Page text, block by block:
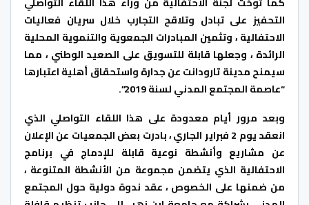
التحفيز على تبادل وتلاقح التجارب خلال سريان فعاليات
الاحتفالية ، وتثمين المبادرات الجمعوية والتنموية المحلية
الرائدة ، وجعلها قابلة للتسويق على الصعيد الوطني ، مما
سيمنح مدينة تارودانت عن جدارة واستحقاق أهلية اعتبارها
“عاصمة المجتمع المدني لسنة 2019”.
وبعد مرور أيام معدودة على هذا اللقاء التواصلي الذي
انعقد يوم 2 فبراير الجاري ، بادرت بعض الجمعيات عن الإعلان
عن مشاريع وأنشطة نوعية قابلة للإدماج في برنامج
الاحتفالية الذي يتضمن مجموعة من الأنشطة المتنوعة ،
من ضمنها على الخصوص ، عقد ندوة دولية حول المجتمع